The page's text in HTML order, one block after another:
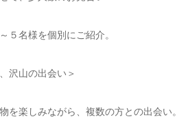
５名様を個別にご紹介。
沢山の出会い＞
を楽しみながら、複数の方との出会い。